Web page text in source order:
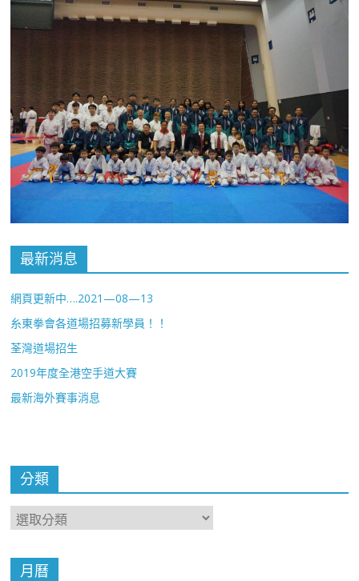
最新消息
網頁更新中….2021—08—13
糸東拳會各道場招募新學員！！
荃灣道場招生
2019年度全港空手道大賽
最新海外賽事消息
分類
月曆